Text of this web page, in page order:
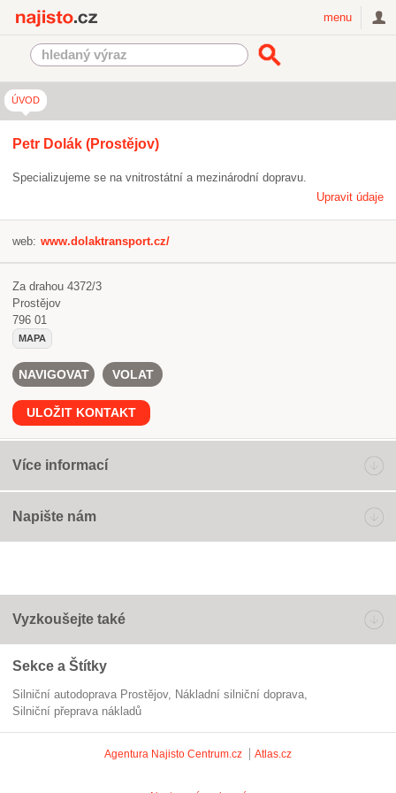
menu
ÚVOD
Petr Dolák (Prostějov)
Specializujeme se na vnitrostátní a mezinárodní dopravu.
Upravit údaje
web: www.dolaktransport.cz/
Za drahou 4372/3
Prostějov
796 01
MAPA
NAVIGOVAT VOLAT
ULOŽIT KONTAKT
Více informací
Napište nám
Vyzkoušejte také
Sekce a Štítky
Silniční autodoprava Prostějov
Nákladní silniční doprava
silniční přeprava nákladů
Agentura Najisto Centrum.cz Atlas.cz